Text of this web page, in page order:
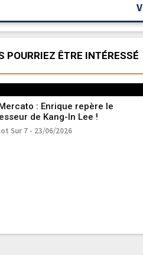
POURRIEZ ÊTRE INTÉRESSÉ
: Enrique repère le
de Kang-In Lee !
Sur 7 - 23/06/2026